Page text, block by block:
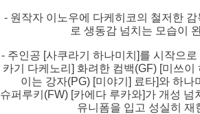
- 원작자 이노우에 다케히코의 철저한
로 생동감 넘치는 모습이
- 주인공 [사쿠라기 하나미치]를 시작으
카기 다케노리] 화려한 컴백(GF) [미쓰이
이는 강자(PG) [미야기] 료타]와 하나
슈퍼루키(FW) [카에다 루카와]가 개성 넘
유니폼을 입고 성실히 재